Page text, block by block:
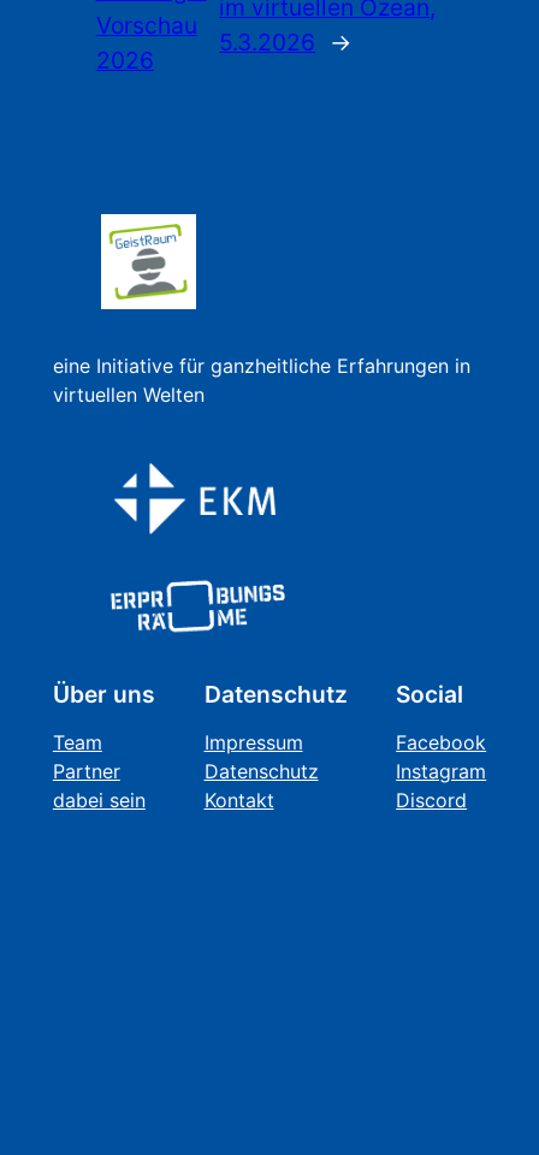
Vorschau
2026
im virtuellen Ozean,
5.3.2026
→
eine Initiative für ganzheitliche Erfahrungen in
virtuellen Welten
Über uns
Team
Partner
dabei sein
Datenschutz
Impressum
Datenschutz
Kontakt
Social
Facebook
Instagram
Discord